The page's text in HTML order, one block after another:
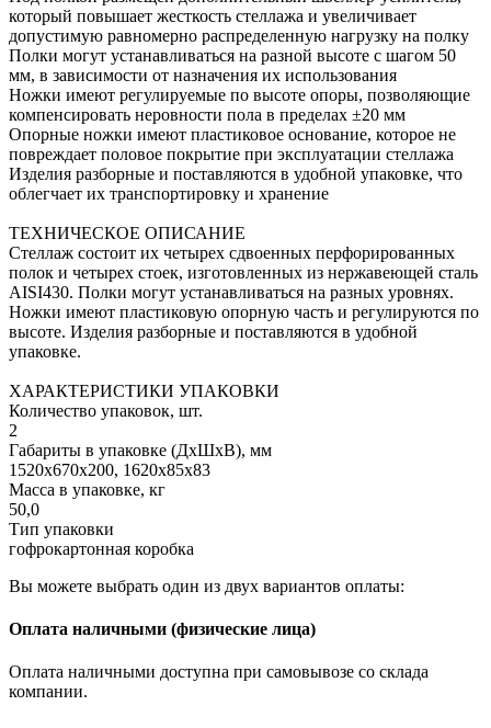
который повышает жесткость стеллажа и увеличивает
допустимую равномерно распределенную нагрузку на полку
Полки могут устанавливаться на разной высоте с шагом 50
мм, в зависимости от назначения их использования
Ножки имеют регулируемые по высоте опоры, позволяющие
компенсировать неровности пола в пределах ±20 мм
Опорные ножки имеют пластиковое основание, которое не
повреждает половое покрытие при эксплуатации стеллажа
Изделия разборные и поставляются в удобной упаковке, что
облегчает их транспортировку и хранение
ТЕХНИЧЕСКОЕ ОПИСАНИЕ
Стеллаж состоит их четырех сдвоенных перфорированных
полок и четырех стоек, изготовленных из нержавеющей сталь
AISI430. Полки могут устанавливаться на разных уровнях.
Ножки имеют пластиковую опорную часть и регулируются по
высоте. Изделия разборные и поставляются в удобной
упаковке.
ХАРАКТЕРИСТИКИ УПАКОВКИ
Количество упаковок, шт.
2
Габариты в упаковке (ДхШхВ), мм
1520х670х200, 1620х85х83
Масса в упаковке, кг
50,0
Тип упаковки
гофрокартонная коробка
Вы можете выбрать один из двух вариантов оплаты:
Оплата наличными (физические лица)
Оплата наличными доступна при самовывозе со склада
компании.